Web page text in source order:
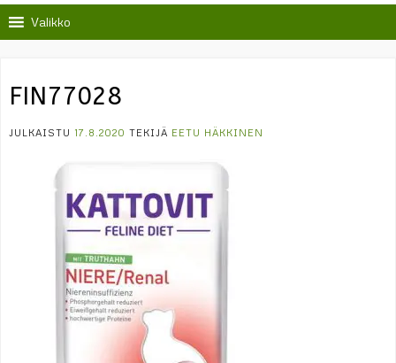
Valikko
FIN77028
JULKAISTU 17.8.2020 TEKIJÄ EETU HÄKKINEN